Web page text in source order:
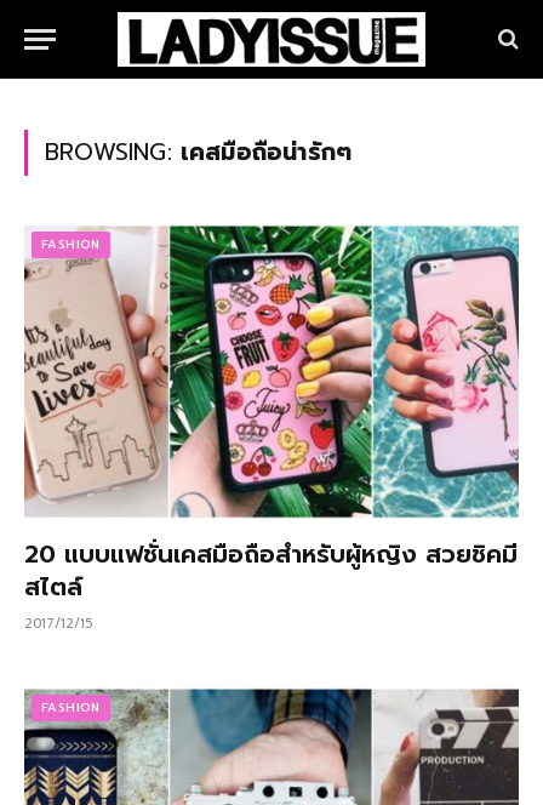
BROWSING: เคสมือถือน่ารักๆ
FASHION
20 แบบแฟชั่นเคสมือถือสำหรับผู้หญิง สวยชิคมี
สไตล์
2017/12/15
FASHION